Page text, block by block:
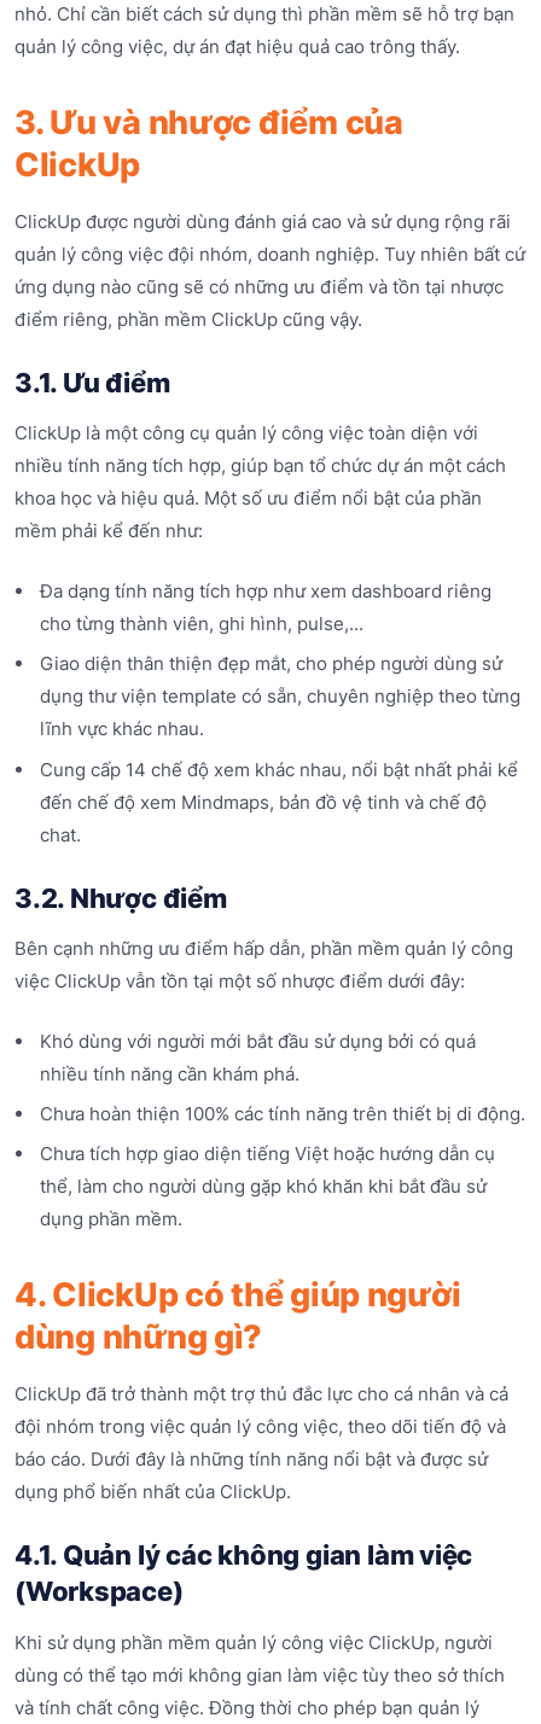
nhỏ. Chỉ cần biết cách sử dụng thì phần mềm sẽ hỗ trợ bạn
quản lý công việc, dự án đạt hiệu quả cao trông thấy.
3. Ưu và nhược điểm của
ClickUp
ClickUp được người dùng đánh giá cao và sử dụng rộng rãi
quản lý công việc đội nhóm, doanh nghiệp. Tuy nhiên bất cứ
ứng dụng nào cũng sẽ có những ưu điểm và tồn tại nhược
điểm riêng, phần mềm ClickUp cũng vậy.
3.1. Ưu điểm
ClickUp là một công cụ quản lý công việc toàn diện với
nhiều tính năng tích hợp, giúp bạn tổ chức dự án một cách
khoa học và hiệu quả. Một số ưu điểm nổi bật của phần
mềm phải kể đến như:
Đa dạng tính năng tích hợp như xem dashboard riêng
cho từng thành viên, ghi hình, pulse,...
Giao diện thân thiện đẹp mắt, cho phép người dùng sử
dụng thư viện template có sẵn, chuyên nghiệp theo từng
lĩnh vực khác nhau.
Cung cấp 14 chế độ xem khác nhau, nổi bật nhất phải kể
đến chế độ xem Mindmaps, bản đồ vệ tinh và chế độ
chat.
3.2. Nhược điểm
Bên cạnh những ưu điểm hấp dẫn, phần mềm quản lý công
việc ClickUp vẫn tồn tại một số nhược điểm dưới đây:
Khó dùng với người mới bắt đầu sử dụng bởi có quá
nhiều tính năng cần khám phá.
Chưa hoàn thiện 100% các tính năng trên thiết bị di động.
Chưa tích hợp giao diện tiếng Việt hoặc hướng dẫn cụ
thể, làm cho người dùng gặp khó khăn khi bắt đầu sử
dụng phần mềm.
4. ClickUp có thể giúp người
dùng những gì?
ClickUp đã trở thành một trợ thủ đắc lực cho cá nhân và cả
đội nhóm trong việc quản lý công việc, theo dõi tiến độ và
báo cáo. Dưới đây là những tính năng nổi bật và được sử
dụng phổ biến nhất của ClickUp.
4.1. Quản lý các không gian làm việc
(Workspace)
Khi sử dụng phần mềm quản lý công việc ClickUp, người
dùng có thể tạo mới không gian làm việc tùy theo sở thích
và tính chất công việc. Đồng thời cho phép bạn quản lý